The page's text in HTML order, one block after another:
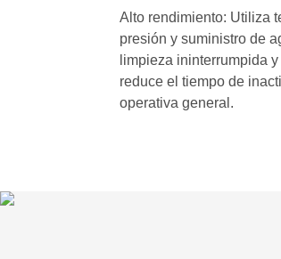
Alto rendimiento: Utiliza
presión y suministro de
limpieza ininterrumpida
reduce el tiempo de
operativa general.